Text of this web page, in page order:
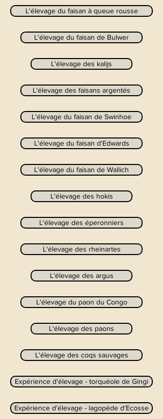
L'élevage du faisan à queue rousse
L'élevage du faisan de Bulwer
L'élevage des kalijs
L'élevage des faisans argentés
L'élevage du faisan de Swinhoe
L'élevage du faisan d'Edwards
L'élevage du faisan de Wallich
L'élevage des hokis
L'élevage des éperonniers
L'élevage des rheinartes
L'élevage des argus
L'élevage du paon du Congo
L'élevage des paons
L'élevage des coqs sauvages
Expérience d'élevage - torquéole de Gingi
Expérience d'élevage - lagopéde d'Ecosse